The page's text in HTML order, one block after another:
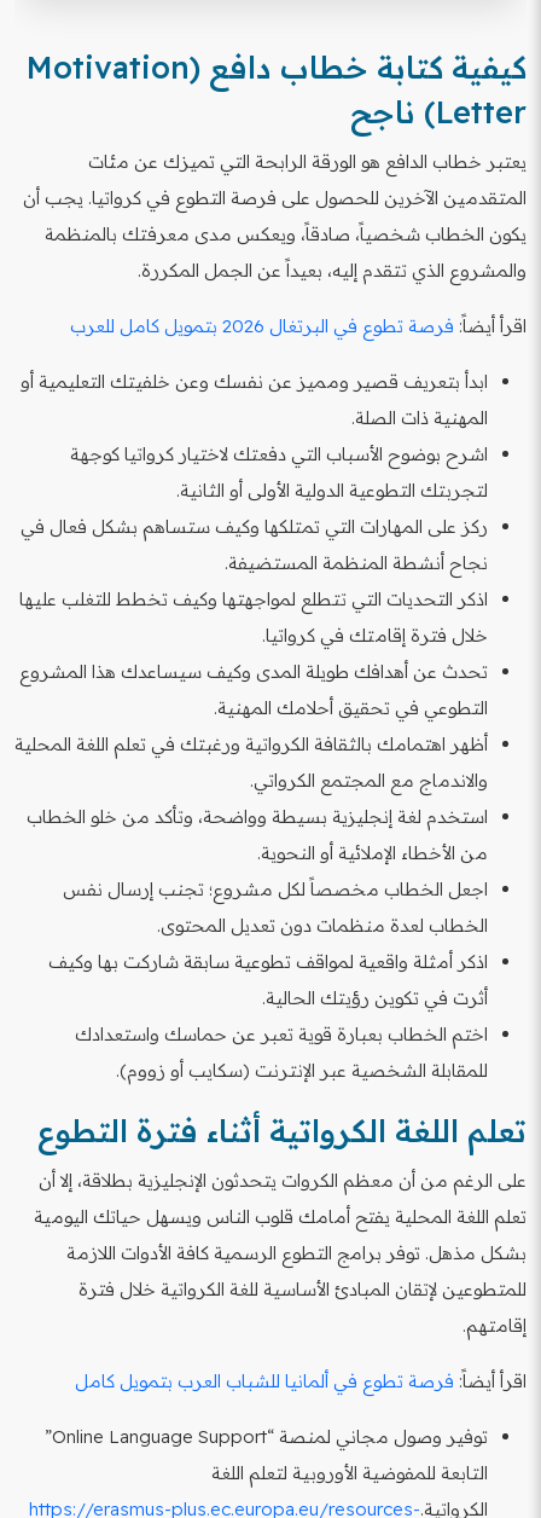
كيفية كتابة خطاب دافع (Motivation
Letter) ناجح
يعتبر خطاب الدافع هو الورقة الرابحة التي تميزك عن مئات
المتقدمين الآخرين للحصول على فرصة التطوع في كرواتيا. يجب أن
يكون الخطاب شخصياً، صادقاً، ويعكس مدى معرفتك بالمنظمة
والمشروع الذي تتقدم إليه، بعيداً عن الجمل المكررة.
اقرأ أيضاً: فرصة تطوع في البرتغال 2026 بتمويل كامل للعرب
ابدأ بتعريف قصير ومميز عن نفسك وعن خلفيتك التعليمية أو
المهنية ذات الصلة.
اشرح بوضوح الأسباب التي دفعتك لاختيار كرواتيا كوجهة
لتجربتك التطوعية الدولية الأولى أو الثانية.
ركز على المهارات التي تمتلكها وكيف ستساهم بشكل فعال في
نجاح أنشطة المنظمة المستضيفة.
اذكر التحديات التي تتطلع لمواجهتها وكيف تخطط للتغلب عليها
خلال فترة إقامتك في كرواتيا.
تحدث عن أهدافك طويلة المدى وكيف سيساعدك هذا المشروع
التطوعي في تحقيق أحلامك المهنية.
أظهر اهتمامك بالثقافة الكرواتية ورغبتك في تعلم اللغة المحلية
والاندماج مع المجتمع الكرواتي.
استخدم لغة إنجليزية بسيطة وواضحة، وتأكد من خلو الخطاب
من الأخطاء الإملائية أو النحوية.
اجعل الخطاب مخصصاً لكل مشروع؛ تجنب إرسال نفس
الخطاب لعدة منظمات دون تعديل المحتوى.
اذكر أمثلة واقعية لمواقف تطوعية سابقة شاركت بها وكيف
أثرت في تكوين رؤيتك الحالية.
اختم الخطاب بعبارة قوية تعبر عن حماسك واستعدادك
للمقابلة الشخصية عبر الإنترنت (سكايب أو زووم).
تعلم اللغة الكرواتية أثناء فترة التطوع
على الرغم من أن معظم الكروات يتحدثون الإنجليزية بطلاقة، إلا أن
تعلم اللغة المحلية يفتح أمامك قلوب الناس ويسهل حياتك اليومية
بشكل مذهل. توفر برامج التطوع الرسمية كافة الأدوات اللازمة
للمتطوعين لإتقان المبادئ الأساسية للغة الكرواتية خلال فترة
إقامتهم.
اقرأ أيضاً: فرصة تطوع في ألمانيا للشباب العرب بتمويل كامل
توفير وصول مجاني لمنصة “Online Language Support”
التابعة للمفوضية الأوروبية لتعلم اللغة
الكرواتية.https://erasmus-plus.ec.europa.eu/resources-